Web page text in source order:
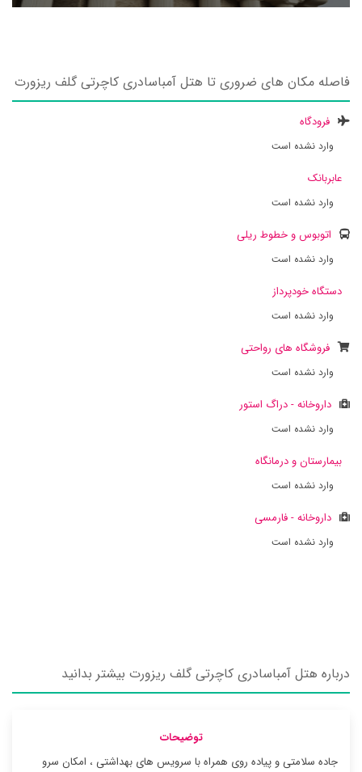
فاصله مکان های ضروری تا هتل آمباسادری کاچرتی گلف ریزورت
فرودگاه
وارد نشده است
عابربانک
وارد نشده است
اتوبوس و خطوط ریلی
وارد نشده است
دستگاه خودپرداز
وارد نشده است
فروشگاه های رواحتی
وارد نشده است
داروخانه - دراگ استور
وارد نشده است
بیمارستان و درمانگاه
وارد نشده است
داروخانه - فارمسی
وارد نشده است
درباره هتل آمباسادری کاچرتی گلف ریزورت بیشتر بدانید
توضیحات
جاده سلامتی و پیاده روی همراه با سرویس های بهداشتی ، امکان سرو